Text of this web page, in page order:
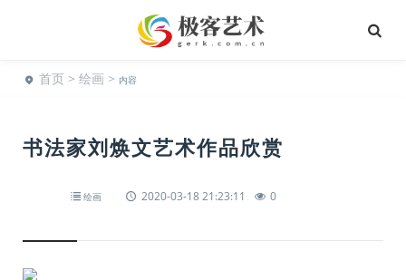
首页 > 绘画 > 内容
书法家刘焕文艺术作品欣赏
绘画 2020-03-18 21:23:11 0